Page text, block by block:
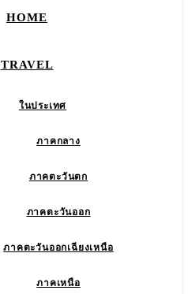
HOME
TRAVEL
ในประเทศ
ภาคกลาง
ภาคตะวันตก
ภาคตะวันออก
ภาคตะวันออกเฉียงเหนือ
ภาคเหนือ